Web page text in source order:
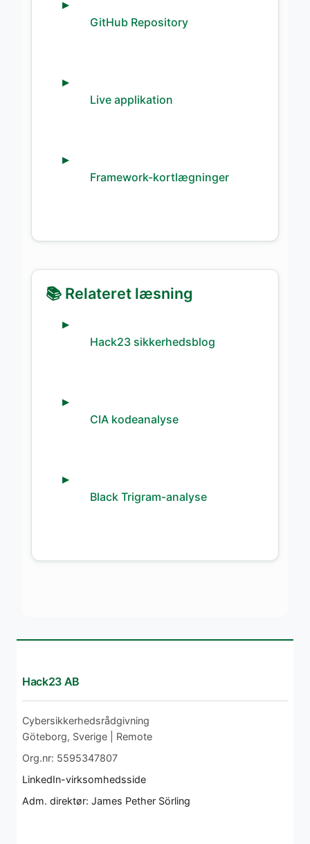
GitHub Repository
Live applikation
Framework-kortlægninger
📚 Relateret læsning
Hack23 sikkerhedsblog
CIA kodeanalyse
Black Trigram-analyse
Hack23 AB
Cybersikkerhedsrådgivning
Göteborg, Sverige | Remote
Org.nr: 5595347807
LinkedIn-virksomhedsside
Adm. direktør: James Pether Sörling